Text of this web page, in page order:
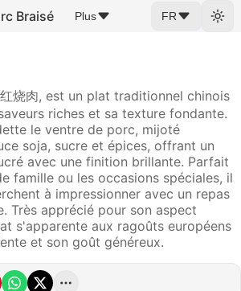
Braisé Plus FR
烧肉, est un plat traditionnel chinois
riches et sa texture fondante.
le ventre de porc, mijoté
soja, sucre et épices, offrant un
avec une finition brillante. Parfait
famille ou les occasions spéciales, il
à impressionner avec un repas
Très apprécié pour son aspect
s'apparente aux ragoûts européens
et son goût généreux.